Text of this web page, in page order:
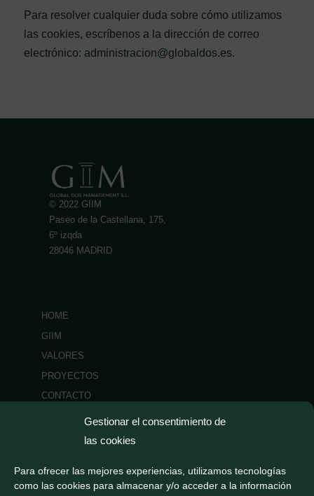
Gestionar el consentimiento de
las cookies
Para ofrecer las mejores experiencias, utilizamos tecnologías
como las cookies para almacenar y/o acceder a la información
Para resolver cualquier duda sobre cómo utilizamos
las cookies, escríbenos a la dirección de correo
electrónico: administracion@globaldos.es.
© 2022 GIIM
Paseo de la Castellana, 175,
6º izqda
28046 MADRID
HOME
GIIM
VALORES
PROYECTOS
CONTACTO
Aviso legal